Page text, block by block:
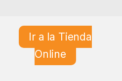
Ir a la Tienda
Online